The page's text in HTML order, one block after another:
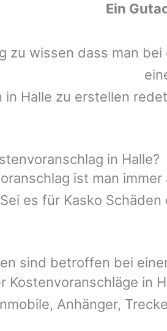
Ein
zu wissen dass man
in Halle zu erstellen
in Halle?
ist man
es für Kasko
sind betroffen bei
Kostenvoranschläge in
Anhänger,